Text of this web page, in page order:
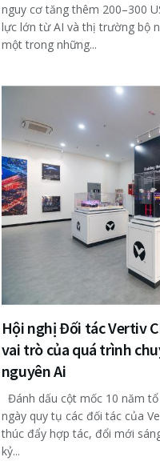
nguy cơ tăng thêm 200–300
lực lớn từ AI và thị trường bộ
một trong những...
Hội nghị Đối tác Vertiv
vai trò của quá trình
nguyên Ai
Đánh dấu cột mốc 10 năm
ngày quy tụ các đối tác của
thúc đẩy hợp tác, đổi mới
kỷ...